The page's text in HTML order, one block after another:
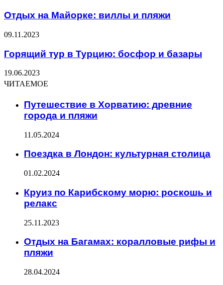
Отдых на Майорке: виллы и пляжи
09.11.2023
Горящий тур в Турцию: босфор и базары
19.06.2023
ЧИТАЕМОЕ
Путешествие в Хорватию: древние
города и пляжи
11.05.2024
Поездка в Лондон: культурная столица
01.02.2024
Круиз по Карибскому морю: роскошь и
релакс
25.11.2023
Отдых на Багамах: коралловые рифы и
пляжи
28.04.2024